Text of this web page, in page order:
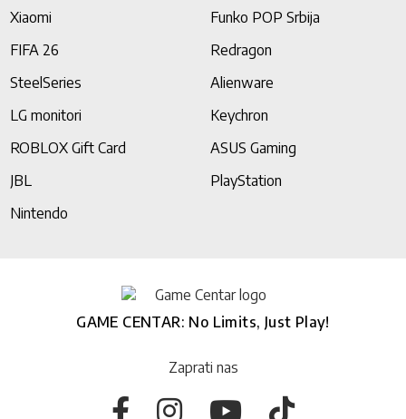
Xiaomi
Funko POP Srbija
FIFA 26
Redragon
SteelSeries
Alienware
LG monitori
Keychron
ROBLOX Gift Card
ASUS Gaming
JBL
PlayStation
Nintendo
GAME CENTAR: No Limits, Just Play!
Zaprati nas